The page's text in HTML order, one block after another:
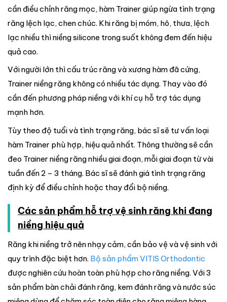
cần điều chỉnh răng mọc, hàm Trainer giúp ngừa tình trạng
răng lệch lạc, chen chúc. Khi răng bị móm, hô, thưa, lệch
lạc nhiều thì niềng silicone trong suốt không đem đến hiệu
quả cao.
Với người lớn thì cấu trúc răng và xương hàm đã cứng,
Trainer niềng răng không có nhiều tác dụng. Thay vào đó
cần đến phương pháp niềng với khí cụ hỗ trợ tác dụng
mạnh hơn.
Tùy theo độ tuổi và tình trạng răng, bác sĩ sẽ tư vấn loại
hàm Trainer phù hợp, hiệu quả nhất. Thông thường sẽ cần
đeo Trainer niềng răng nhiều giai đoạn, mỗi giai đoạn từ vài
tuần đến 2 – 3 tháng. Bác sĩ sẽ đánh giá tình trạng răng
định kỳ để điều chỉnh hoặc thay đổi bộ niềng.
Các sản phẩm hỗ trợ vệ sinh răng khi đang
niềng hiệu quả
Răng khi niềng trở nên nhạy cảm, cần bảo vệ và vệ sinh với
quy trình đặc biệt hơn. Bộ sản phẩm VITIS Orthodontic
được nghiên cứu hoàn toàn phù hợp cho răng niềng. Với 3
sản phẩm bàn chải đánh răng, kem đánh răng và nước súc